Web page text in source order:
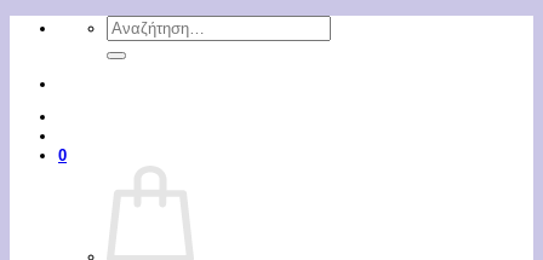
Μετάβαση
Αναζήτηση
για:
0